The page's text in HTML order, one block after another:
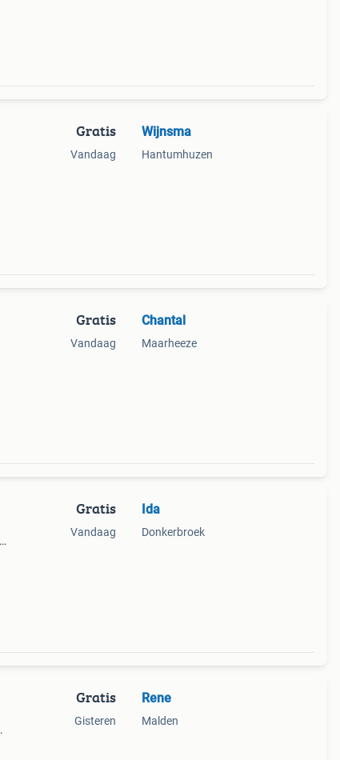
Gratis
Vandaag
Wijnsma
Hantumhuzen
Gratis
Vandaag
Chantal
Maarheeze
Gratis
Vandaag
Ida
Donkerbroek
Gratis
Gisteren
Rene
Malden